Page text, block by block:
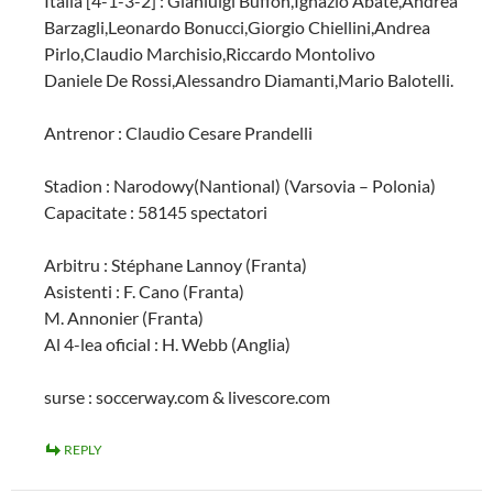
Barzagli,Leonardo Bonucci,Giorgio Chiellini,Andrea
Pirlo,Claudio Marchisio,Riccardo Montolivo
Daniele De Rossi,Alessandro Diamanti,Mario Balotelli.
Antrenor : Claudio Cesare Prandelli
Stadion : Narodowy(Nantional) (Varsovia – Polonia)
Capacitate : 58145 spectatori
Arbitru : Stéphane Lannoy (Franta)
Asistenti : F. Cano (Franta)
M. Annonier (Franta)
Al 4-lea oficial : H. Webb (Anglia)
surse : soccerway.com & livescore.com
REPLY